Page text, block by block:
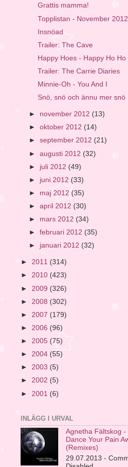
Grattis mamma!
Topplistan - November 2012
Insnöad
Trailer: The Cave
Happy Hoes - Happy Ho Ho
Trailer: The Carrie Diaries
Minnie-Oh - You And I
Snö, snö och ännu mer snö
► november 2012 (13)
►oktober 2012 (14)
►september 2012 (21)
►augusti 2012 (32)
► juli 2012 (49)
► juni 2012 (33)
► maj 2012 (35)
►april 2012 (30)
► mars 2012 (34)
►februari 2012 (35)
► januari 2012 (32)
► 2011 (314)
► 2010 (423)
► 2009 (326)
► 2008 (302)
► 2007 (179)
► 2006 (96)
► 2005 (75)
► 2004 (55)
► 2003 (5)
► 2002 (5)
► 2001 (6)
INLÄGG I URVAL
Agnetha Fältskog -
Dance Your Pain
(Remixes)
29.07.2013 -